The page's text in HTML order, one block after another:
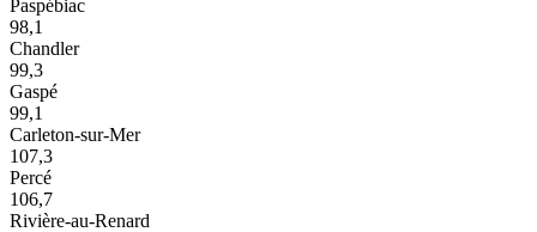
Paspébiac
98,1
Chandler
99,3
Gaspé
99,1
Carleton-sur-Mer
107,3
Percé
106,7
Rivière-au-Renard